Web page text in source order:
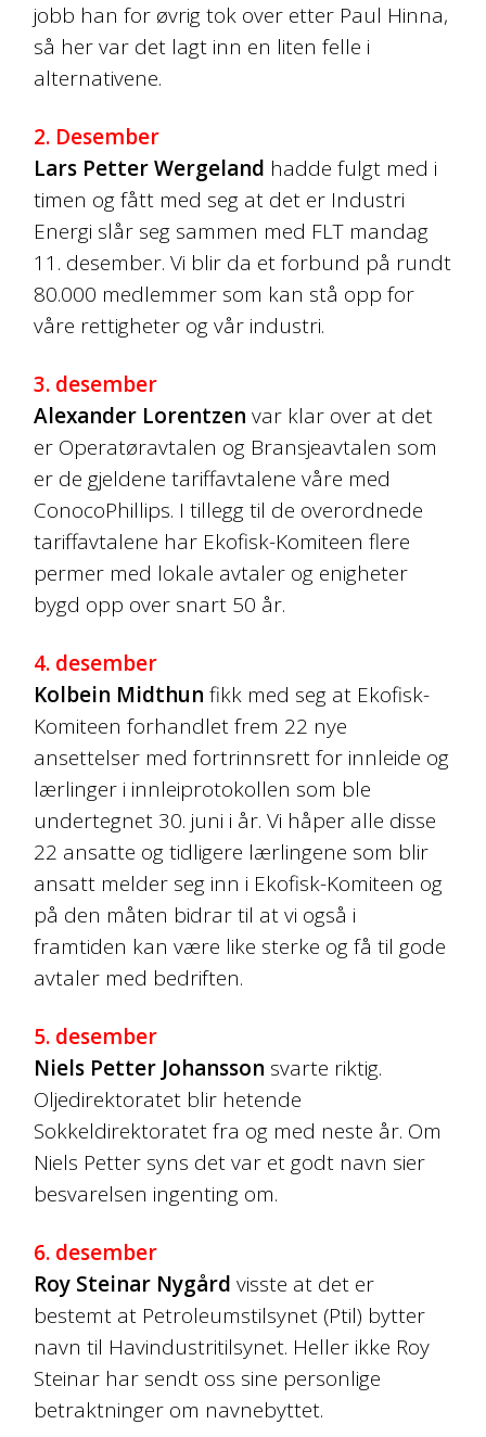
jobb han for øvrig tok over etter Paul Hinna,
så her var det lagt inn en liten felle i
alternativene.
2. Desember
Lars Petter Wergeland hadde fulgt med i
timen og fått med seg at det er Industri
Energi slår seg sammen med FLT mandag
11. desember. Vi blir da et forbund på rundt
80.000 medlemmer som kan stå opp for
våre rettigheter og vår industri.
3. desember
Alexander Lorentzen var klar over at det
er Operatøravtalen og Bransjeavtalen som
er de gjeldene tariffavtalene våre med
ConocoPhillips. I tillegg til de overordnede
tariffavtalene har Ekofisk-Komiteen flere
permer med lokale avtaler og enigheter
bygd opp over snart 50 år.
4. desember
Kolbein Midthun fikk med seg at Ekofisk-
Komiteen forhandlet frem 22 nye
ansettelser med fortrinnsrett for innleide og
lærlinger i innleiprotokollen som ble
undertegnet 30. juni i år. Vi håper alle disse
22 ansatte og tidligere lærlingene som blir
ansatt melder seg inn i Ekofisk-Komiteen og
på den måten bidrar til at vi også i
framtiden kan være like sterke og få til gode
avtaler med bedriften.
5. desember
Niels Petter Johansson svarte riktig.
Oljedirektoratet blir hetende
Sokkeldirektoratet fra og med neste år. Om
Niels Petter syns det var et godt navn sier
besvarelsen ingenting om.
6. desember
Roy Steinar Nygård visste at det er
bestemt at Petroleumstilsynet (Ptil) bytter
navn til Havindustritilsynet. Heller ikke Roy
Steinar har sendt oss sine personlige
betraktninger om navnebyttet.